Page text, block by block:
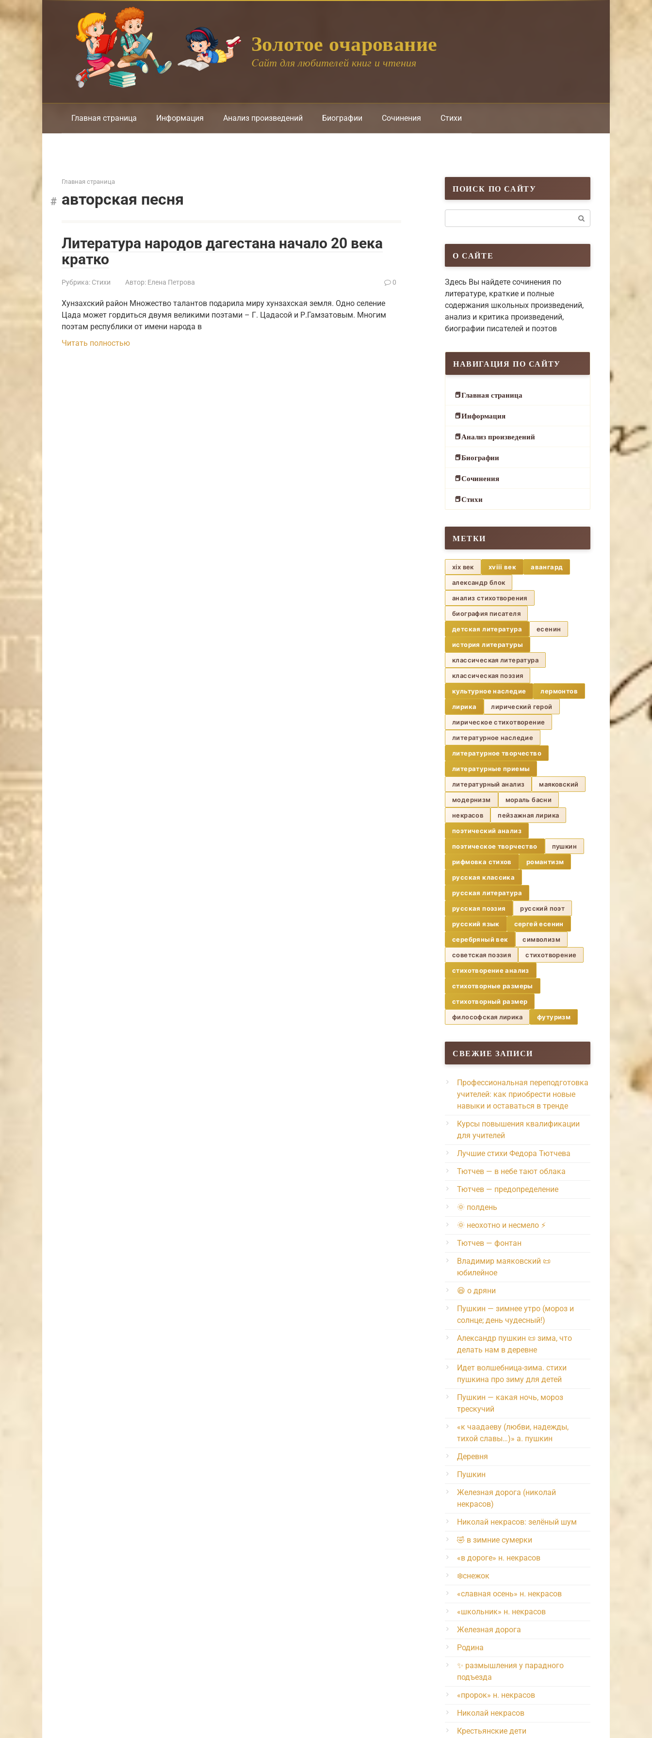
к
Золотое очарование
Cайт для любителей книг и чтения
Главная страница Информация Анализ произведений Биографии Сочинения Стихи
Главная страница
авторская песня
Литература народов дагестана начало 20 века
кратко
Рубрика: Стихи Автор: Елена Петрова 0
Хунзахский район Множество талантов подарила миру хунзахская земля. Одно селение
Цада может гордиться двумя великими поэтами – Г. Цадасой и Р.Гамзатовым. Многим
поэтам республики от имени народа в
Читать полностью
ПОИСК ПО САЙТУ
О САЙТЕ
Здесь Вы найдете сочинения по
литературе, краткие и полные
содержания школьных произведений,
анализ и критика произведений,
биографии писателей и поэтов
НАВИГАЦИЯ ПО САЙТУ
Главная страница
Информация
Анализ произведений
Биографии
Сочинения
Стихи
МЕТКИ
xix век xviii век
авангард
александр блок
анализ стихотворения
биография писателя
детская литература
есенин
история литературы
классическая литература
классическая поэзия
культурное наследие
лермонтов
лирика
лирический герой
лирическое стихотворение
литературное наследие
литературное творчество
литературные приемы
литературный анализ
маяковский
модернизм
мораль басни
некрасов
пейзажная лирика
поэтический анализ
поэтическое творчество
пушкин
рифмовка стихов
романтизм
русская классика
русская литература
русская поэзия
русский поэт
русский язык
сергей есенин
серебряный век
символизм
советская поэзия
стихотворение
стихотворение анализ
стихотворные размеры
стихотворный размер
философская лирика
футуризм
СВЕЖИЕ ЗАПИСИ
Профессиональная переподготовка
учителей: как приобрести новые
навыки и оставаться в тренде
Курсы повышения квалификации
для учителей
Лучшие стихи Федора Тютчева
Тютчев — в небе тают облака
Тютчев — предопределение
🌞 полдень
🌞 неохотно и несмело ⚡️
Тютчев — фонтан
Владимир маяковский 📜
юбилейное
😆 о дряни
Пушкин — зимнее утро (мороз и
солнце; день чудесный!)
Александр пушкин 📜 зима, что
делать нам в деревне
Идет волшебница-зима. стихи
пушкина про зиму для детей
Пушкин — какая ночь, мороз
трескучий
«к чаадаеву (любви, надежды,
тихой славы…)» а. пушкин
Деревня
Пушкин
Железная дорога (николай
некрасов)
Николай некрасов: зелёный шум
🤣 в зимние сумерки
«в дороге» н. некрасов
❄️снежок
«славная осень» н. некрасов
«школьник» н. некрасов
Железная дорога
Родина
✨ размышления у парадного
подъезда
«пророк» н. некрасов
Николай некрасов
Крестьянские дети